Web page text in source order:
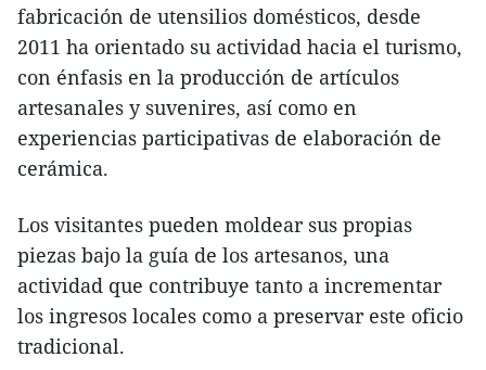
fabricación de utensilios domésticos, desde
2011 ha orientado su actividad hacia el turismo,
con énfasis en la producción de artículos
artesanales y suvenires, así como en
experiencias participativas de elaboración de
cerámica.​
Los visitantes pueden moldear sus propias
piezas bajo la guía de los artesanos, una
actividad que contribuye tanto a incrementar
los ingresos locales como a preservar este oficio
tradicional.